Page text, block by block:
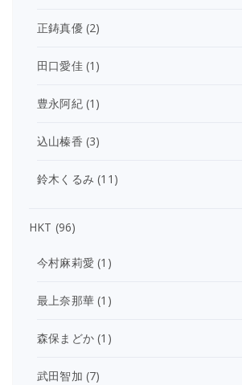
正鋳真優(2)
田口愛佳(1)
豊永阿紀(1)
込山榛香 (3)
鈴木くるみ (11)
HKT (96)
今村麻莉愛 (1)
最上奈那華 (1)
森保まどか (1)
武田智加 (7)